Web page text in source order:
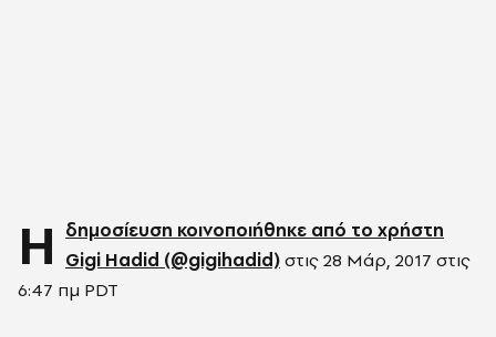
Η δημοσίευση κοινοποιήθηκε από το χρήστη
Gigi Hadid (@gigihadid)στις28 Μάρ, 2017 στις
6:47 πμ PDT